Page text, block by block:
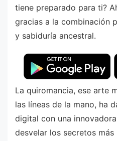
tiene preparado para ti?
gracias a la combinación
y sabiduría ancestral.
La quiromancia, ese arte
las líneas de la mano, ha
digital con una
desvelar los secretos